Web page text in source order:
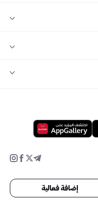
إضافة فعالية